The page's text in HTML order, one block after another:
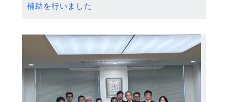
補助を行いました